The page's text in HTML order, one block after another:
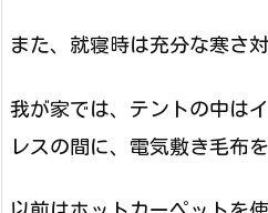
また、就寝時は充分な寒さ
我が家では、テントの中は
レスの間に、電気敷き毛布